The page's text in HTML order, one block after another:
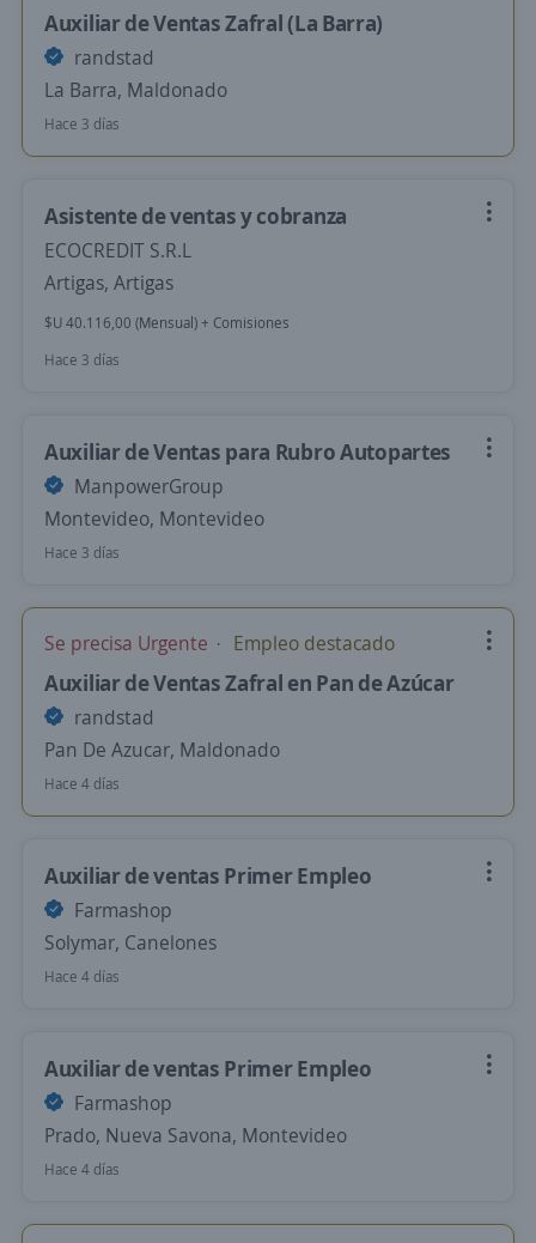
Auxiliar de Ventas Zafral (La Barra)
randstad
La Barra, Maldonado
Hace 3 días
Asistente de ventas y cobranza
ECOCREDIT S.R.L
Artigas, Artigas
$U 40.116,00 (Mensual) + Comisiones
Hace 3 días
Auxiliar de Ventas para Rubro Autopartes
ManpowerGroup
Montevideo, Montevideo
Hace 3 días
Se precisa Urgente Empleo destacado
Auxiliar de Ventas Zafral en Pan de Azúcar
randstad
Pan De Azucar, Maldonado
Hace 4 días
Auxiliar de ventas Primer Empleo
Farmashop
Solymar, Canelones
Hace 4 días
Auxiliar de ventas Primer Empleo
Farmashop
Prado, Nueva Savona, Montevideo
Hace 4 días